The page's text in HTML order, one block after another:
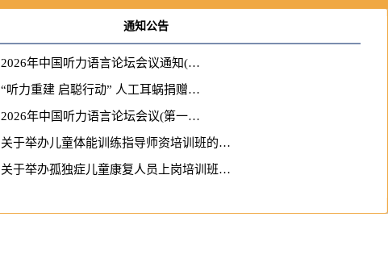
通知公告
2026年中国听力语言论坛会议通知(…
“听力重建 启聪行动” 人工耳蜗捐赠…
2026年中国听力语言论坛会议(第一…
关于举办儿童体能训练指导师资培训班的…
关于举办孤独症儿童康复人员上岗培训班…